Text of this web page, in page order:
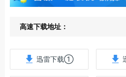
高速下载地址：
迅雷下载①